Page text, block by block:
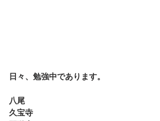
日々、勉強中であります。
八尾
久宝寺